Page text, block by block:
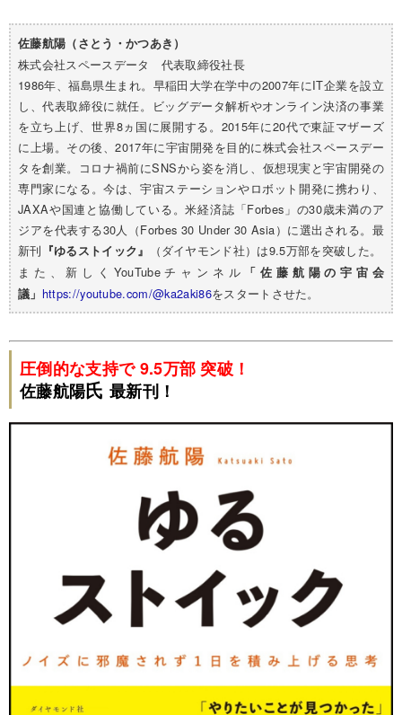
佐藤航陽（さとう・かつあき）
株式会社スペースデータ 代表取締役社長
1986年、福島県生まれ。早稲田大学在学中の2007年にIT企業を設立
し、代表取締役に就任。ビッグデータ解析やオンライン決済の事業
を立ち上げ、世界8ヵ国に展開する。2015年に20代で東証マザーズ
に上場。その後、2017年に宇宙開発を目的に株式会社スペースデー
タを創業。コロナ禍前にSNSから姿を消し、仮想現実と宇宙開発の
専門家になる。今は、宇宙ステーションやロボット開発に携わり、
JAXAや国連と協働している。米経済誌「Forbes」の30歳未満のア
ジアを代表する30人（Forbes 30 Under 30 Asia）に選出される。最
新刊 『ゆるストイック』
（ダイヤモンド社）は9.5万部を突破した。
また、新しくYouTubeチャンネル
「佐藤航陽の宇宙会
議」 https://youtube.com/@ka2aki86をスタートさせた。
圧倒的な支持で 9.5万部 突破！
佐藤航陽氏 最新刊！